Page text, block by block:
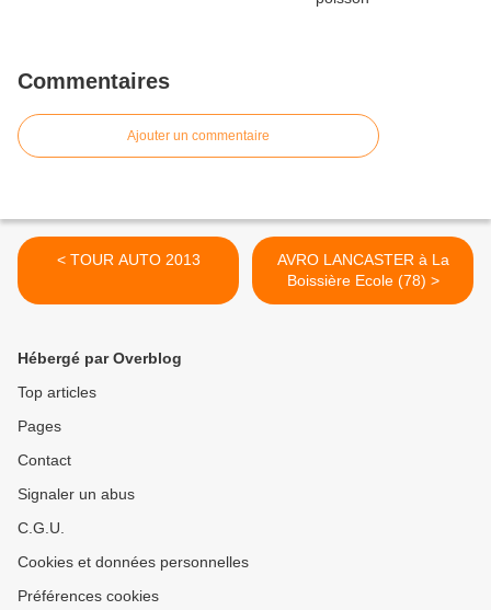
Commentaires
Ajouter un commentaire
< TOUR AUTO 2013
AVRO LANCASTER à La
Boissière Ecole (78) >
Hébergé par Overblog
Top articles
Pages
Contact
Signaler un abus
C.G.U.
Cookies et données personnelles
Préférences cookies